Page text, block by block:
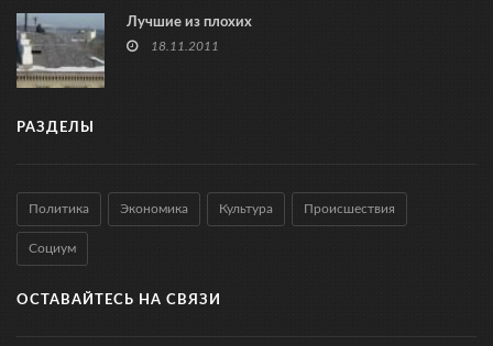
Лучшие из плохих
18.11.2011
РАЗДЕЛЫ
Политика Экономика Культура Происшествия
Социум
ОСТАВАЙТЕСЬ НА СВЯЗИ